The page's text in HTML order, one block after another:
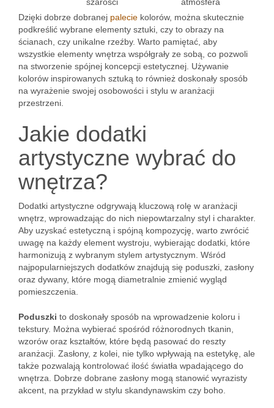
Dzięki dobrze dobranej palecie kolorów, można skutecznie
podkreślić wybrane elementy sztuki, czy to obrazy na
ścianach, czy unikalne rzeźby. Warto pamiętać, aby
wszystkie elementy wnętrza współgrały ze sobą, co pozwoli
na stworzenie spójnej koncepcji estetycznej. Używanie
kolorów inspirowanych sztuką to również doskonały sposób
na wyrażenie swojej osobowości i stylu w aranżacji
przestrzeni.
Jakie dodatki
artystyczne wybrać do
wnętrza?
Dodatki artystyczne odgrywają kluczową rolę w aranżacji
wnętrz, wprowadzając do nich niepowtarzalny styl i charakter.
Aby uzyskać estetyczną i spójną kompozycję, warto zwrócić
uwagę na każdy element wystroju, wybierając dodatki, które
harmonizują z wybranym stylem artystycznym. Wśród
najpopularniejszych dodatków znajdują się poduszki, zasłony
oraz dywany, które mogą diametralnie zmienić wygląd
pomieszczenia.
Poduszki to doskonały sposób na wprowadzenie koloru i
tekstury. Można wybierać spośród różnorodnych tkanin,
wzorów oraz kształtów, które będą pasować do reszty
aranżacji. Zasłony, z kolei, nie tylko wpływają na estetykę, ale
także pozwalają kontrolować ilość światła wpadającego do
wnętrza. Dobrze dobrane zasłony mogą stanowić wyrazisty
akcent, na przykład w stylu skandynawskim czy boho.